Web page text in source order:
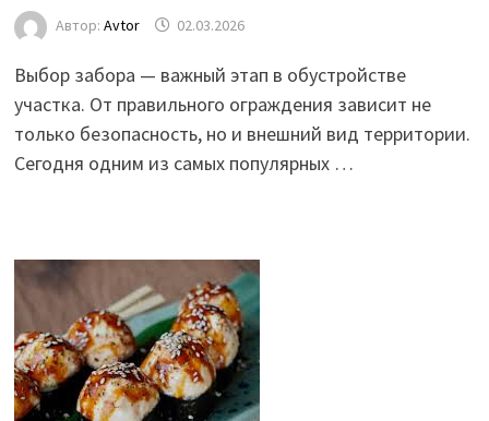
Автор: Avtor 02.03.2026
Выбор забора — важный этап в обустройстве
участка. От правильного ограждения зависит не
только безопасность, но и внешний вид территории.
Сегодня одним из самых популярных …